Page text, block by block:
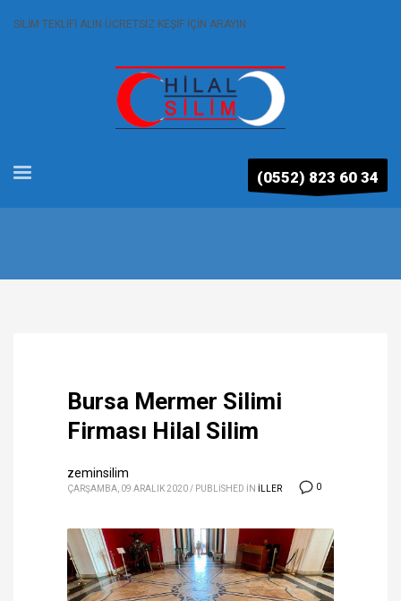
SİLİM TEKLİFİ ALIN ÜCRETSİZ KEŞİF İÇİN ARAYIN
(0552) 823 60 34
Bursa Mermer Silimi
Firması Hilal Silim
0
zeminsilim
ÇARŞAMBA, 09 ARALIK 2020 / PUBLISHED IN ILLER